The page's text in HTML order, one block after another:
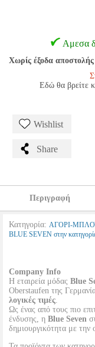
Αμεσα
Χωρίς έξοδα
Εδώ θα βρείτε
Wishlist
Share
Περιγραφή
Κατηγορία: ΑΓΟΡΙ-
BLUE SEVEN στην
Company Info
Η εταιρεία μόδας Blue
Oberstaufen της
λογικές τιμές.
Ως ένας από τους πιο
ένδυσης, η Blue Seven
δημιουργικότητα με την